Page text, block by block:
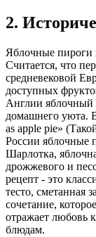
2.
Яблочные
Считается, что
средневековой
доступных
Англии яблочный
домашнего уюта.
as apple pie»
России яблочные
Шарлотка,
дрожжевого и
рецепт - это
тесто, сметанная
сочетание,
отражает любовь
блюдам.